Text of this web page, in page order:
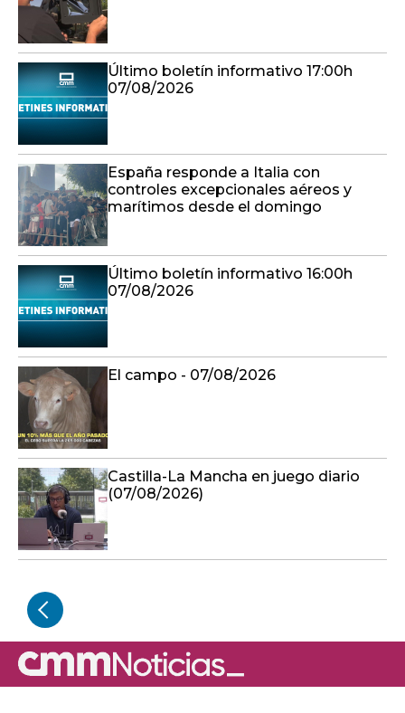
Último boletín informativo 17:00h
07/08/2026
España responde a Italia con
controles excepcionales aéreos y
marítimos desde el domingo
Último boletín informativo 16:00h
07/08/2026
El campo - 07/08/2026
Castilla-La Mancha en juego diario
(07/08/2026)